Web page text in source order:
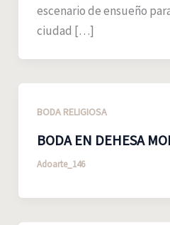
escenario de ensueño
ciudad […]
BODA RELIGIOSA
BODA EN DEHESA
Adoarte_146